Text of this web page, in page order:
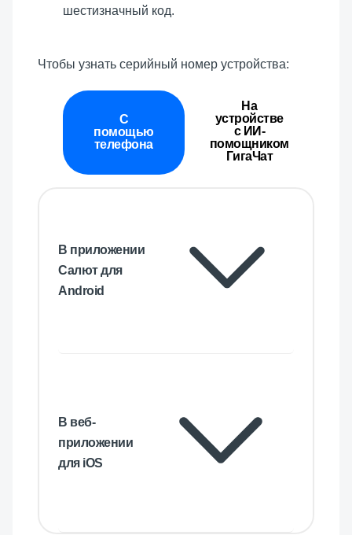
шестизначный код.
Чтобы узнать серийный номер устройства:
С
помощью
телефона
На
устройстве
с ИИ-
помощником
ГигаЧат
В приложении
Салют для
Android
В веб-
приложении
для iOS